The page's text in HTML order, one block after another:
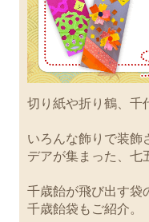
切り紙や折り鶴、
いろんな飾りで装飾
デアが集まった、七
千歳飴が飛び出す袋
千歳飴袋もご紹介。